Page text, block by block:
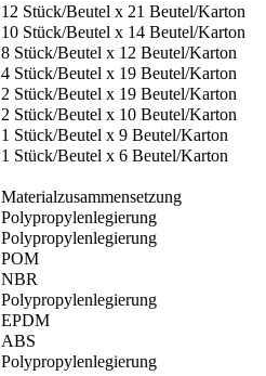
12 Stück/Beutel x 21 Beutel/Karton
10 Stück/Beutel x 14 Beutel/Karton
8 Stück/Beutel x 12 Beutel/Karton
4 Stück/Beutel x 19 Beutel/Karton
2 Stück/Beutel x 19 Beutel/Karton
2 Stück/Beutel x 10 Beutel/Karton
1 Stück/Beutel x 9 Beutel/Karton
1 Stück/Beutel x 6 Beutel/Karton
Materialzusammensetzung
Polypropylenlegierung
Polypropylenlegierung
POM
NBR
Polypropylenlegierung
EPDM
ABS
Polypropylenlegierung